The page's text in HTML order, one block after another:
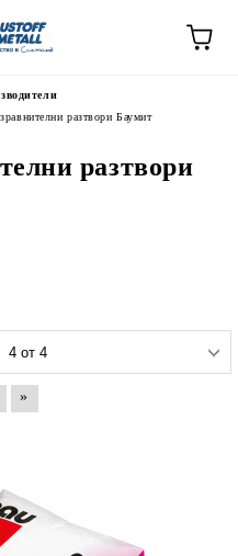
разтвори Баумит
разтвори
»